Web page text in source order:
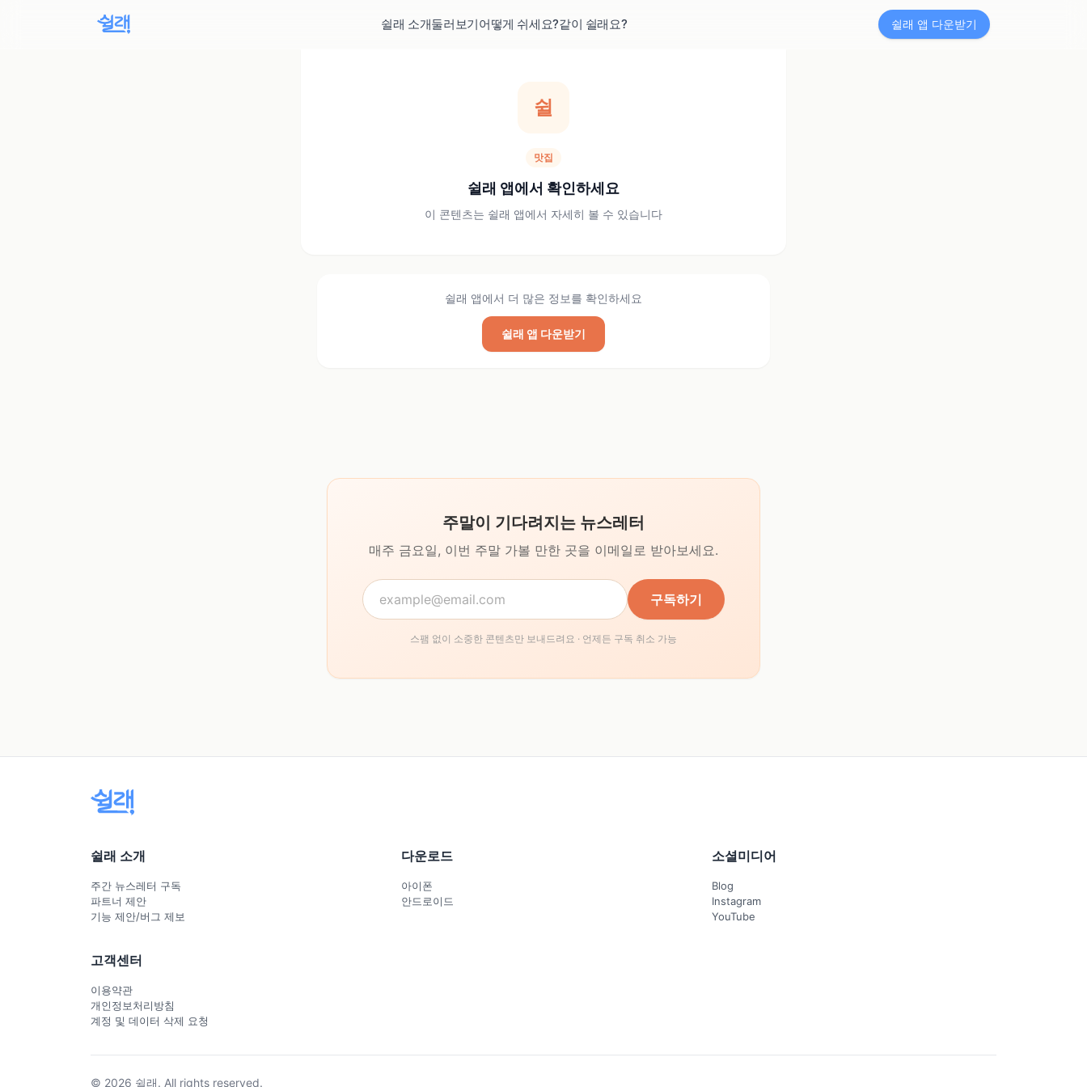
쉴래 소개둘러보기어떻게 쉬세요?같이 쉴래요? 쉴래 앱 다운받기
쉴
맛집
쉴래 앱에서 확인하세요
이 콘텐츠는 쉴래 앱에서 자세히 볼 수 있습니다
쉴래 앱에서 더 많은 정보를 확인하세요
쉴래 앱 다운받기
주말이 기다려지는 뉴스레터
매주 금요일, 이번 주말 가볼 만한 곳을 이메일로 받아보세요.
구독하기
스팸 없이 소중한 콘텐츠만 보내드려요 · 언제든 구독 취소 가능
쉴래 소개
주간 뉴스레터 구독
파트너 제안
기능 제안/버그 제보
다운로드
아이폰
안드로이드
소셜미디어
Blog
Instagram
YouTube
고객센터
이용약관
개인정보처리방침
계정 및 데이터 삭제 요청
© 2026 쉴래. All rights reserved.